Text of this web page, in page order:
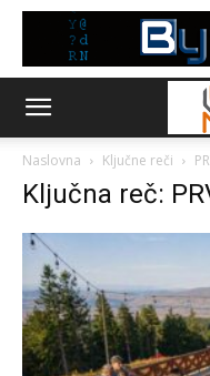
Naslovna Ključne reči
Ključna reč: